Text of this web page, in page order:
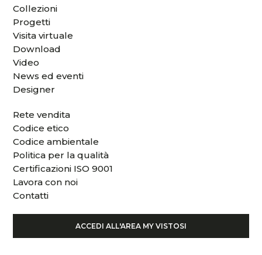
Collezioni
Progetti
Visita virtuale
Download
Video
News ed eventi
Designer
Rete vendita
Codice etico
Codice ambientale
Politica per la qualità
Certificazioni ISO 9001
Lavora con noi
Contatti
ACCEDI ALL'AREA MY VISTOSI